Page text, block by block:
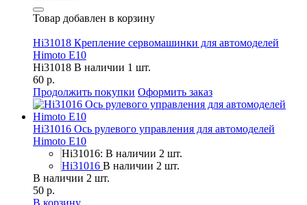
Товар добавлен в корзину
Hi31018 Крепление сервомашинки для автомоделей
Himoto E10
Hi31018 В наличии 1 шт.
60 р.
Продолжить покупки Оформить заказ
Hi31016 Ось рулевого управления для автомоделей
Himoto E10
Hi31016: В наличии 2 шт.
Hi31016 В наличии 2 шт.
В наличии 2 шт.
50 р.
В корзину